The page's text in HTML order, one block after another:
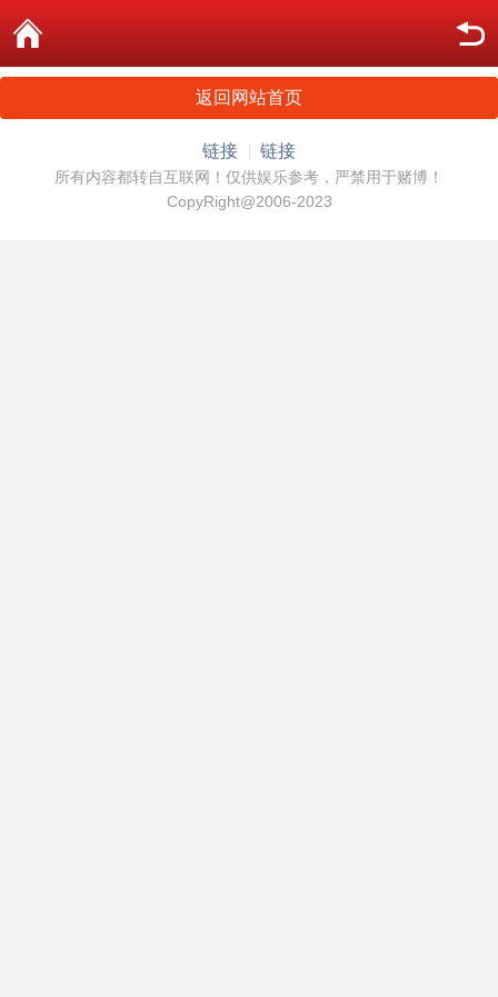
返回网站首页
链接 链接
所有内容都转自互联网！仅供娱乐参考，严禁用于赌博！
CopyRight@2006-2023